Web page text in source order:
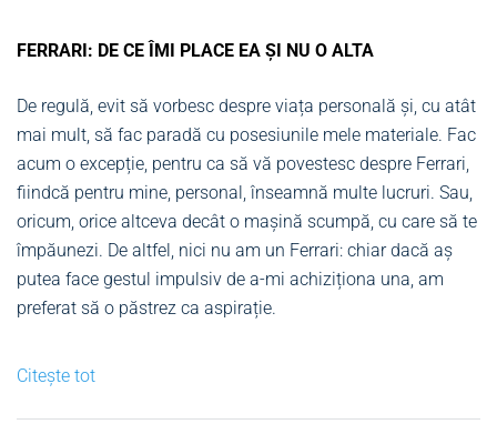
FERRARI: DE CE ÎMI PLACE EA ȘI NU O ALTA
De regulă, evit să vorbesc despre viața personală și, cu atât
mai mult, să fac paradă cu posesiunile mele materiale. Fac
acum o excepție, pentru ca să vă povestesc despre Ferrari,
fiindcă pentru mine, personal, înseamnă multe lucruri. Sau,
oricum, orice altceva decât o mașină scumpă, cu care să te
împăunezi. De altfel, nici nu am un Ferrari: chiar dacă aș
putea face gestul impulsiv de a-mi achiziționa una, am
preferat să o păstrez ca aspirație.
Citește tot